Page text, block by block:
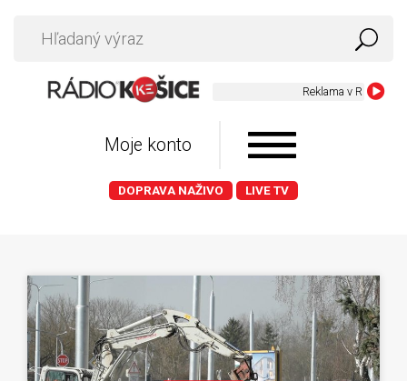
Reklama v Radiu Kosice
Moje konto
DOPRAVA NAŽIVO LIVE TV